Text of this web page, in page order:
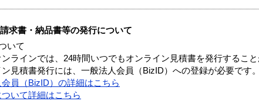
求書・納品書等の発行について
いて
ラインでは、24時間いつでもオンライン見積書を発行すること
見積書発行には、一般法人会員（BizID）への登録が必要です。
員（BizID）の詳細はこちら
ついて詳細はこちら